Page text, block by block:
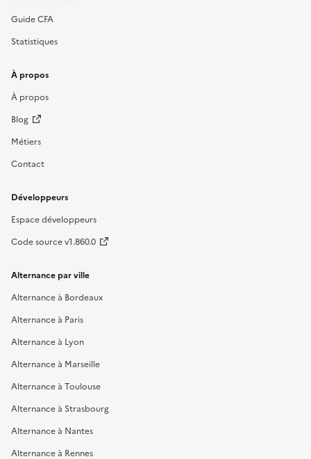
Guide CFA
Statistiques
À propos
À propos
Blog
Métiers
Contact
Développeurs
Espace développeurs
Code source v1.860.0
Alternance par ville
Alternance à Bordeaux
Alternance à Paris
Alternance à Lyon
Alternance à Marseille
Alternance à Toulouse
Alternance à Strasbourg
Alternance à Nantes
Alternance à Rennes